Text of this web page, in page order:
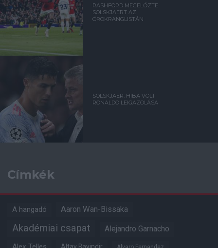
RASHFORD MEGELŐZTE
SOLSKJAERT AZ
ÖRÖKRANGLISTÁN
SOLSKJAER: HIBA VOLT
RONALDO LEIGAZOLÁSA
Címkék
A hangadó Aaron Wan-Bissaka
Akadémiai csapat Alejandro Garnacho